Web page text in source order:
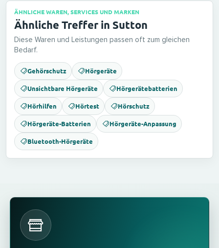
ÄHNLICHE WAREN, SERVICES UND MARKEN
Ähnliche Treffer in Sutton
Diese Waren und Leistungen passen oft zum gleichen
Bedarf.
Gehörschutz Hörgeräte
Unsichtbare Hörgeräte Hörgerätebatterien
Hörhilfen Hörtest Hörschutz
Hörgeräte-Batterien Hörgeräte-Anpassung
Bluetooth-Hörgeräte